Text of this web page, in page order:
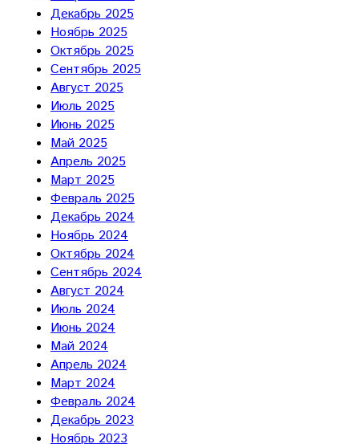
Декабрь 2025
Ноябрь 2025
Октябрь 2025
Сентябрь 2025
Август 2025
Июль 2025
Июнь 2025
Май 2025
Апрель 2025
Март 2025
Февраль 2025
Декабрь 2024
Ноябрь 2024
Октябрь 2024
Сентябрь 2024
Август 2024
Июль 2024
Июнь 2024
Май 2024
Апрель 2024
Март 2024
Февраль 2024
Декабрь 2023
Ноябрь 2023